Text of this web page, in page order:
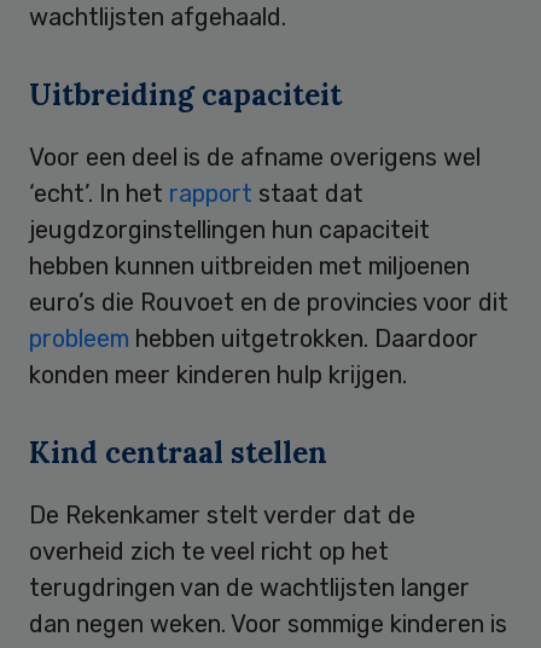
wachtlijsten afgehaald.
Uitbreiding capaciteit
Voor een deel is de afname overigens wel
‘echt’. In het rapport staat dat
jeugdzorginstellingen hun capaciteit
hebben kunnen uitbreiden met miljoenen
euro’s die Rouvoet en de provincies voor dit
probleem hebben uitgetrokken. Daardoor
konden meer kinderen hulp krijgen.
Kind centraal stellen
De Rekenkamer stelt verder dat de
overheid zich te veel richt op het
terugdringen van de wachtlijsten langer
dan negen weken. Voor sommige kinderen is